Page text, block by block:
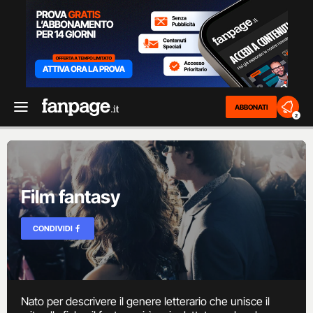
ABBONATI
2
Film fantasy
CONDIVIDI
Nato per descrivere il genere letterario che unisce il